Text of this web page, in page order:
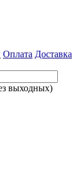
Оплата Доставка
выходных)